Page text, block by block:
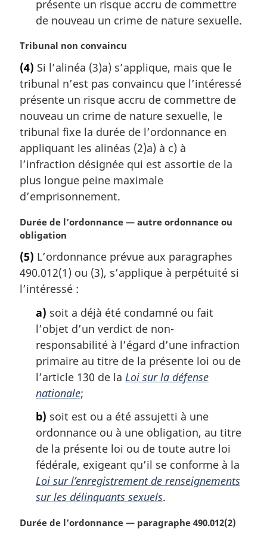
présente un risque accru de commettre
de nouveau un crime de nature sexuelle.
N
t
e
m
a
g
i
n
a
l
e
:
Tribunal non convaincu
(4) Si l’alinéa (3)a) s’applique, mais que le
tribunal n’est pas convaincu que l’intéressé
présente un risque accru de commettre de
nouveau un crime de nature sexuelle, le
tribunal fixe la durée de l’ordonnance en
appliquant les alinéas (2)a) à c) à
l’infraction désignée qui est assortie de la
plus longue peine maximale
d’emprisonnement.
N
o
e
m
a
Durée de l’ordonnance — autre ordonnance ou
obligation
(5) L’ordonnance prévue aux paragraphes
490.012(1) ou (3), s’applique à perpétuité si
l’intéressé :
a) soit a déjà été condamné ou fait
l’objet d’un verdict de non-
responsabilité à l’égard d’une infraction
primaire au titre de la présente loi ou de
l’article 130 de la Loi sur la défense
nationale;
b) soit est ou a été assujetti à une
ordonnance ou à une obligation, au titre
de la présente loi ou de toute autre loi
fédérale, exigeant qu’il se conforme à la
Loi sur l’enregistrement de renseignements
sur les délinquants sexuels.
N
Durée de l’ordonnance — paragraphe 490.012(2)